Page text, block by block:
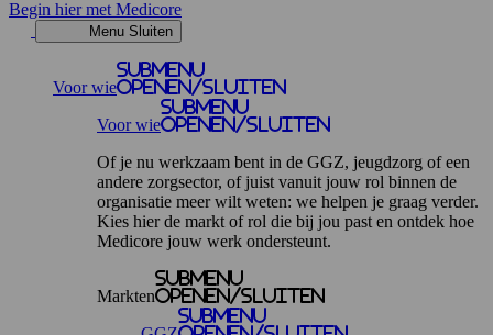
Begin hier met Medicore
Menu Sluiten
Voor wie
Submenu
openen/sluiten
Voor wie
Submenu
openen/sluiten
Of je nu werkzaam bent in de GGZ, jeugdzorg of een
andere zorgsector, of juist vanuit jouw rol binnen de
organisatie meer wilt weten: we helpen je graag verder.
Kies hier de markt of rol die bij jou past en ontdek hoe
Medicore jouw werk ondersteunt.
Markten
Submenu
openen/sluiten
Submenu